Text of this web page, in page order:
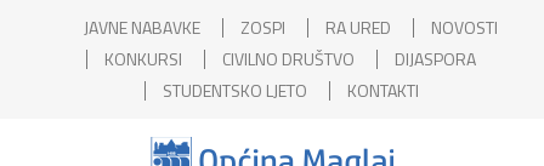
JAVNE NABAVKE ZOSPI RA URED
NOVOSTI
KONKURSI
CIVILNO DRUŠTVO
DIJASPORA
STUDENTSKO LJETO
KONTAKTI